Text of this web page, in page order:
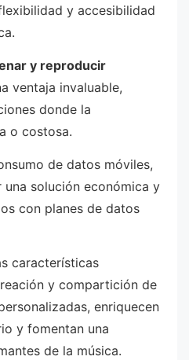
y accesibilidad
y reproducir
ventaja invaluable,
donde la
o costosa.
de datos móviles,
solución económica y
con planes de datos
características
y compartición de
enriquecen
y fomentan una
de la música.